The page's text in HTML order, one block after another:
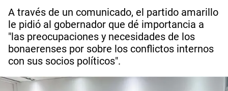
A través de un comunicado, el partido amarillo
le pidió al gobernador que dé importancia a
"las preocupaciones y necesidades de los
bonaerenses por sobre los conflictos internos
con sus socios políticos".